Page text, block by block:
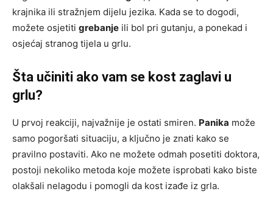
krajnika ili stražnjem dijelu jezika. Kada se to dogodi,
možete osjetiti grebanje ili bol pri gutanju, a ponekad i
osjećaj stranog tijela u grlu.
Šta učiniti ako vam se kost zaglavi u
grlu?
U prvoj reakciji, najvažnije je ostati smiren. Panika može
samo pogoršati situaciju, a ključno je znati kako se
pravilno postaviti. Ako ne možete odmah posetiti doktora,
postoji nekoliko metoda koje možete isprobati kako biste
olakšali nelagodu i pomogli da kost izađe iz grla.